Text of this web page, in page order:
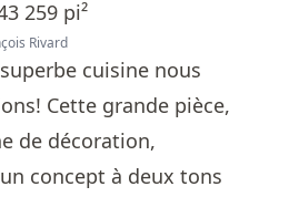
Rivard
cuisine nous
Cette grande pièce,
de décoration,
concept à deux tons